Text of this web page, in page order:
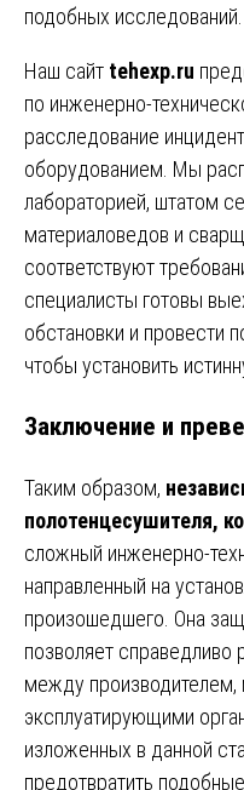
подобных исследований.
Наш сайт tehexp.ru
по инженерно-
расследование
оборудованием. Мы
лабораторией, штатом
материаловедов и
соответствуют
специалисты готовы
обстановки и провести
чтобы установить
Заключение и
Таким образом,
полотенцесушителя,
сложный инженерно-
направленный на
произошедшего. Она
позволяет справедливо
между производителем,
эксплуатирующими
изложенных в данной
предотвратить